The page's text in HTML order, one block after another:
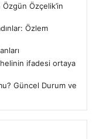
Özgün Özçelik’in
Özlem
ifadesi ortaya
Güncel Durum ve